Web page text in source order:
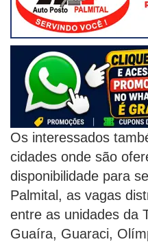
Os interessados
cidades onde são
disponibilidade para
Palmital, as vagas
entre as unidades da
Guaíra, Guaraci,